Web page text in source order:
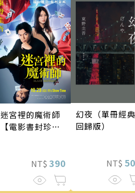
迷宮裡的魔術師
【電影書封珍藏
NT$ 390
幻夜（單冊經典
回歸版）
NT$